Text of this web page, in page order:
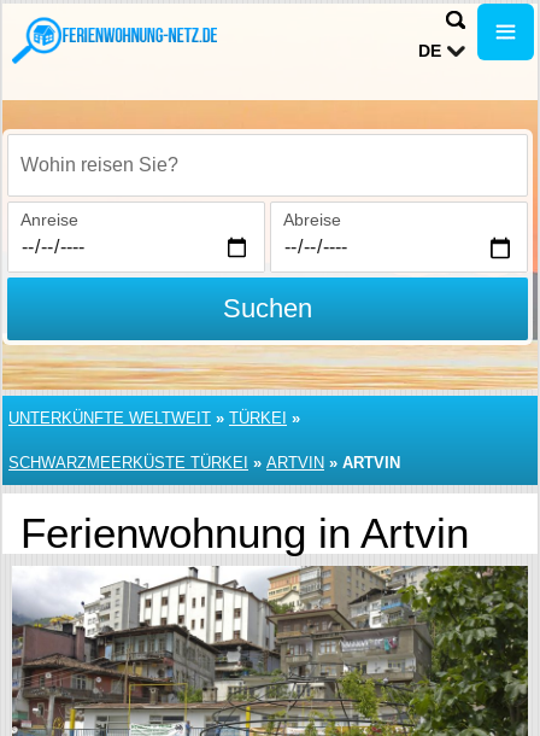
DE
Wohin reisen Sie?
Anreise Abreise
Suchen
UNTERKÜNFTE WELTWEIT » TÜRKEI »
SCHWARZMEERKÜSTE TÜRKEI » ARTVIN » ARTVIN
Ferienwohnung in Artvin